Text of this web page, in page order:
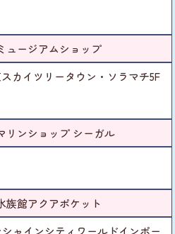
ュージアムショップ
カイツリータウン・ソラマチ5F
リンショップ シーガル
族館アクアポケット
ャインシティワールドインポー